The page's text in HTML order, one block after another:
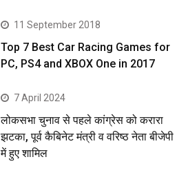
11 September 2018
Top 7 Best Car Racing Games for
PC, PS4 and XBOX One in 2017
7 April 2024
लोकसभा चुनाव से पहले कांग्रेस को करारा
झटका, पूर्व कैबिनेट मंत्री व वरिष्ठ नेता बीजेपी
में हुए शामिल